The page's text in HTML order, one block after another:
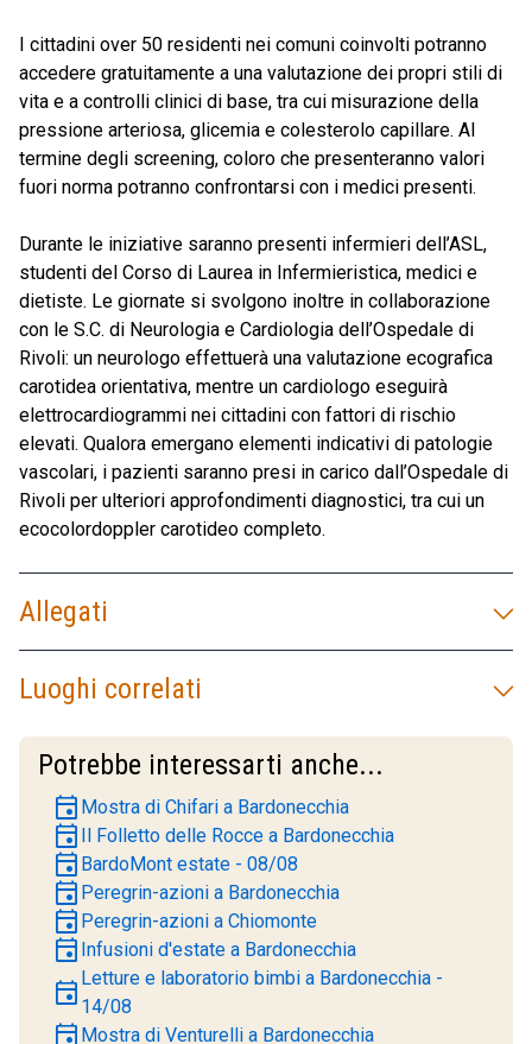
I cittadini over 50 residenti nei comuni coinvolti potranno
accedere gratuitamente a una valutazione dei propri stili di
vita e a controlli clinici di base, tra cui misurazione della
pressione arteriosa, glicemia e colesterolo capillare. Al
termine degli screening, coloro che presenteranno valori
fuori norma potranno confrontarsi con i medici presenti.
Durante le iniziative saranno presenti infermieri dell’ASL,
studenti del Corso di Laurea in Infermieristica, medici e
dietiste. Le giornate si svolgono inoltre in collaborazione
con le S.C. di Neurologia e Cardiologia dell’Ospedale di
Rivoli: un neurologo effettuerà una valutazione ecografica
carotidea orientativa, mentre un cardiologo eseguirà
elettrocardiogrammi nei cittadini con fattori di rischio
elevati. Qualora emergano elementi indicativi di patologie
vascolari, i pazienti saranno presi in carico dall’Ospedale di
Rivoli per ulteriori approfondimenti diagnostici, tra cui un
ecocolordoppler carotideo completo.
Allegati
Luoghi correlati
Potrebbe interessarti anche...
event Mostra di Chifari a Bardonecchia
event Il Folletto delle Rocce a Bardonecchia
event BardoMont estate - 08/08
event Peregrin-azioni a Bardonecchia
event Peregrin-azioni a Chiomonte
event Infusioni d'estate a Bardonecchia
event Letture e laboratorio bimbi a Bardonecchia -
14/08
event Mostra di Venturelli a Bardonecchia